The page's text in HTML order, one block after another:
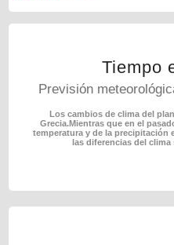
Tiempo
Previsión
Los cambios de clima del
Grecia.Mientras que en el
temperatura y de la precipitación
las diferencias del clima